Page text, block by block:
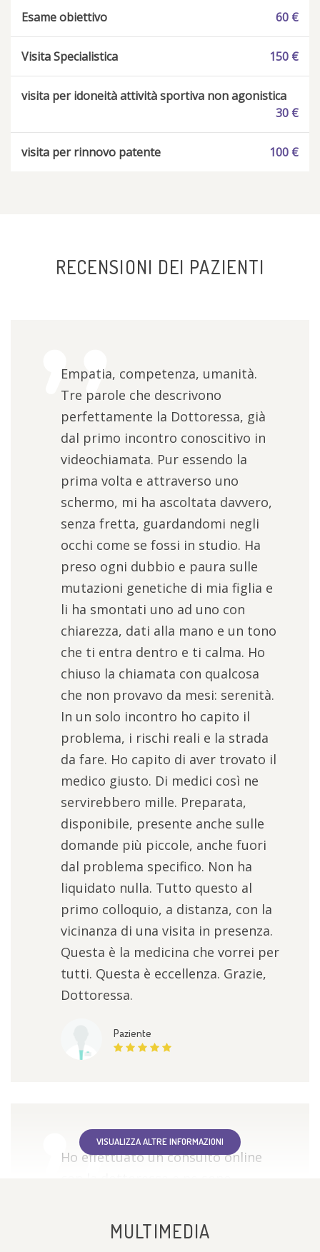
Esame obiettivo 60 €
Visita Specialistica 150 €
visita per idoneità attività sportiva non agonistica
30 €
visita per rinnovo patente 100 €
RECENSIONI DEI PAZIENTI
Empatia, competenza, umanità.
Tre parole che descrivono
perfettamente la Dottoressa, già
dal primo incontro conoscitivo in
videochiamata. Pur essendo la
prima volta e attraverso uno
schermo, mi ha ascoltata davvero,
senza fretta, guardandomi negli
occhi come se fossi in studio. Ha
preso ogni dubbio e paura sulle
mutazioni genetiche di mia figlia e
li ha smontati uno ad uno con
chiarezza, dati alla mano e un tono
che ti entra dentro e ti calma. Ho
chiuso la chiamata con qualcosa
che non provavo da mesi: serenità.
In un solo incontro ho capito il
problema, i rischi reali e la strada
da fare. Ho capito di aver trovato il
medico giusto. Di medici così ne
servirebbero mille. Preparata,
disponibile, presente anche sulle
domande più piccole, anche fuori
dal problema specifico. Non ha
liquidato nulla. Tutto questo al
primo colloquio, a distanza, con la
vicinanza di una visita in presenza.
Questa è la medicina che vorrei per
tutti. Questa è eccellenza. Grazie,
Dottoressa.
Paziente
Ho effettuato un consulto online
È stata estremamente scrupolosa,
attenta e disponibile, cercando non
VISUALIZZA ALTRE INFORMAZIONI
MULTIMEDIA